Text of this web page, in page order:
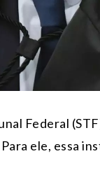
Federal
ele, essa